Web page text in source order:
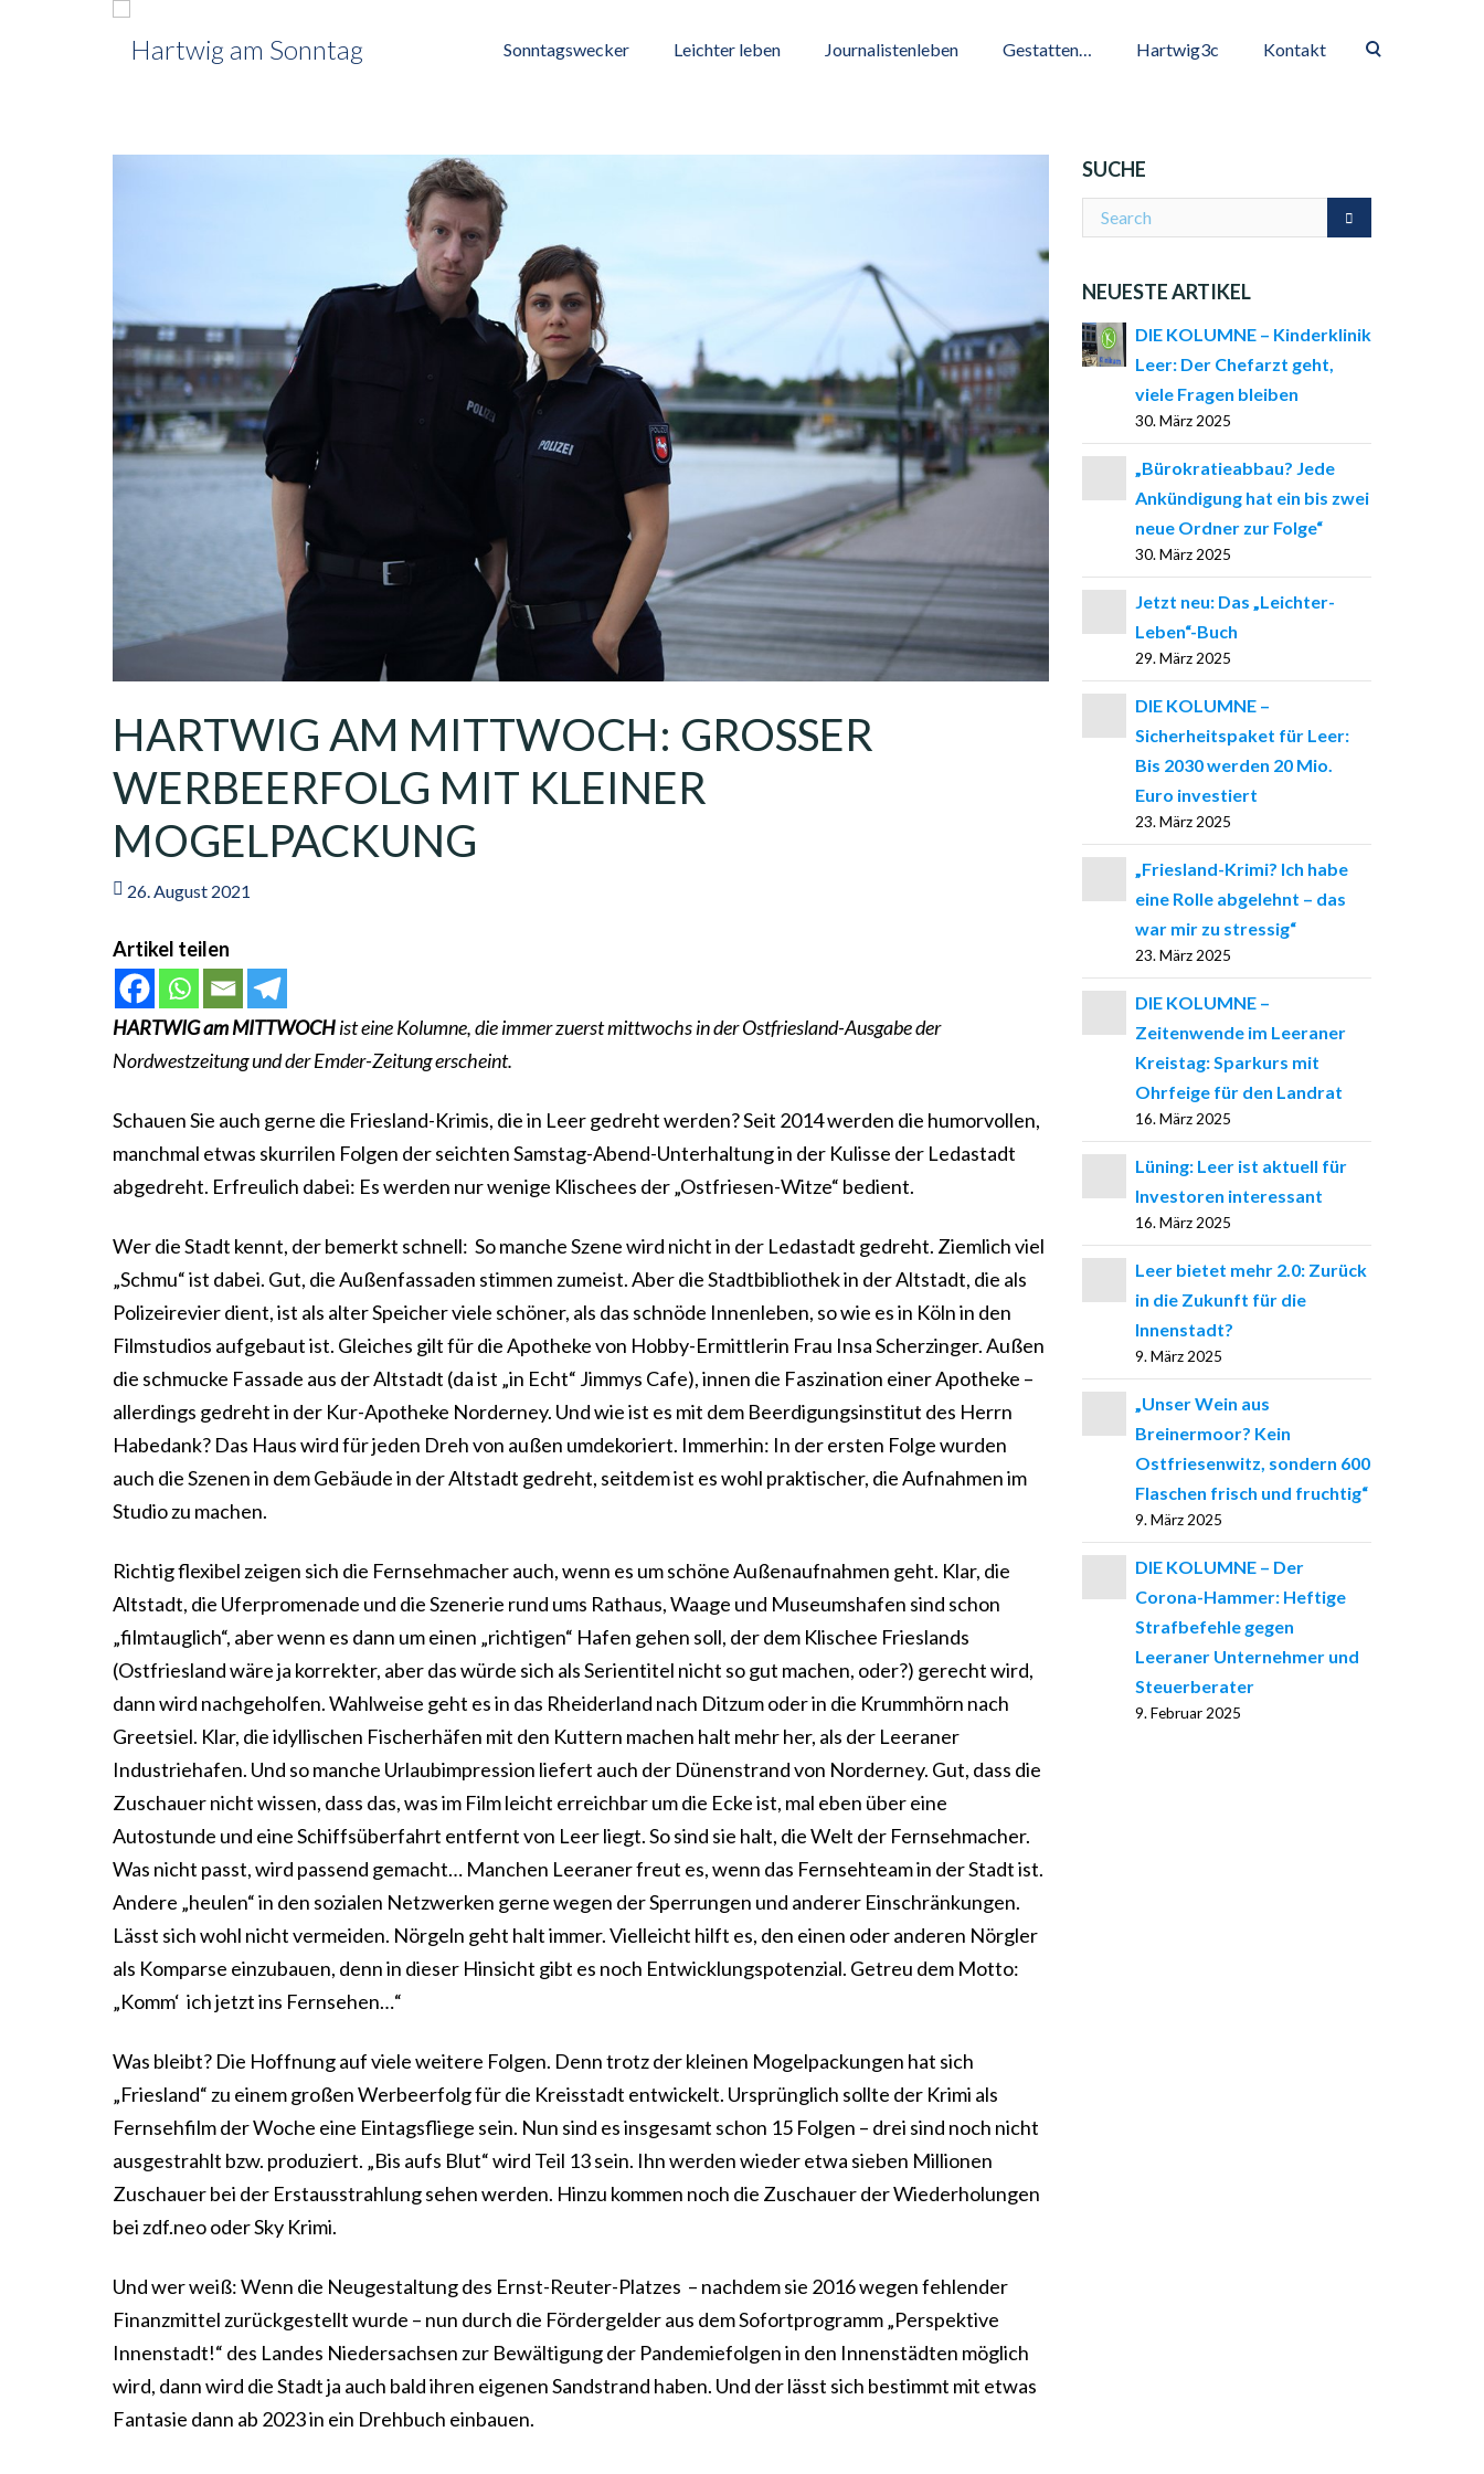
Sonntagswecker Leichter leben Journalistenleben Gestatten… Hartwig3c Kontakt
HARTWIG AM MITTWOCH: GROSSER W
ERBEERFOLG MIT KLEINER M
OGELPACKUNG
26. August 2021
Artikel teilen
HARTWIG am MITTWOCHist eine Kolumne, die immer zuerst mittwochs in der Ostfriesland-Ausgabe der
Nordwestzeitung und der Emder-Zeitung erscheint.
Schauen Sie auch gerne die Friesland-Krimis, die in Leer gedreht werden? Seit 2014 werden die humorvollen,
manchmal etwas skurrilen Folgen der seichten Samstag-Abend-Unterhaltung in der Kulisse der Ledastadt
abgedreht. Erfreulich dabei: Es werden nur wenige Klischees der „Ostfriesen-Witze“ bedient.
Wer die Stadt kennt, der bemerkt schnell: So manche Szene wird nicht in der Ledastadt gedreht. Ziemlich viel
„Schmu“ ist dabei. Gut, die Außenfassaden stimmen zumeist. Aber die Stadtbibliothek in der Altstadt, die als
Polizeirevier dient, ist als alter Speicher viele schöner, als das schnöde Innenleben, so wie es in Köln in den
Filmstudios aufgebaut ist. Gleiches gilt für die Apotheke von Hobby-Ermittlerin Frau Insa Scherzinger. Außen
die schmucke Fassade aus der Altstadt (da ist „in Echt“ Jimmys Cafe), innen die Faszination einer Apotheke –
allerdings gedreht in der Kur-Apotheke Norderney. Und wie ist es mit dem Beerdigungsinstitut des Herrn
Habedank? Das Haus wird für jeden Dreh von außen umdekoriert. Immerhin: In der ersten Folge wurden
auch die Szenen in dem Gebäude in der Altstadt gedreht, seitdem ist es wohl praktischer, die Aufnahmen im
Studio zu machen.
Richtig flexibel zeigen sich die Fernsehmacher auch, wenn es um schöne Außenaufnahmen geht. Klar, die
Altstadt, die Uferpromenade und die Szenerie rund ums Rathaus, Waage und Museumshafen sind schon
„filmtauglich“, aber wenn es dann um einen „richtigen“ Hafen gehen soll, der dem Klischee Frieslands
(Ostfriesland wäre ja korrekter, aber das würde sich als Serientitel nicht so gut machen, oder?) gerecht wird,
dann wird nachgeholfen. Wahlweise geht es in das Rheiderland nach Ditzum oder in die Krummhörn nach
Greetsiel. Klar, die idyllischen Fischerhäfen mit den Kuttern machen halt mehr her, als der Leeraner
Industriehafen. Und so manche Urlaubimpression liefert auch der Dünenstrand von Norderney. Gut, dass die
Zuschauer nicht wissen, dass das, was im Film leicht erreichbar um die Ecke ist, mal eben über eine
Autostunde und eine Schiffsüberfahrt entfernt von Leer liegt. So sind sie halt, die Welt der Fernsehmacher.
Was nicht passt, wird passend gemacht… Manchen Leeraner freut es, wenn das Fernsehteam in der Stadt ist.
Andere „heulen“ in den sozialen Netzwerken gerne wegen der Sperrungen und anderer Einschränkungen.
Lässt sich wohl nicht vermeiden. Nörgeln geht halt immer. Vielleicht hilft es, den einen oder anderen Nörgler
als Komparse einzubauen, denn in dieser Hinsicht gibt es noch Entwicklungspotenzial. Getreu dem Motto:
„Komm‘ ich jetzt ins Fernsehen…“
Was bleibt? Die Hoffnung auf viele weitere Folgen. Denn trotz der kleinen Mogelpackungen hat sich
„Friesland“ zu einem großen Werbeerfolg für die Kreisstadt entwickelt. Ursprünglich sollte der Krimi als
Fernsehfilm der Woche eine Eintagsfliege sein. Nun sind es insgesamt schon 15 Folgen – drei sind noch nicht
ausgestrahlt bzw. produziert. „Bis aufs Blut“ wird Teil 13 sein. Ihn werden wieder etwa sieben Millionen
Zuschauer bei der Erstausstrahlung sehen werden. Hinzu kommen noch die Zuschauer der Wiederholungen
bei zdf.neo oder Sky Krimi.
Und wer weiß: Wenn die Neugestaltung des Ernst-Reuter-Platzes – nachdem sie 2016 wegen fehlender
Finanzmittel zurückgestellt wurde – nun durch die Fördergelder aus dem Sofortprogramm „Perspektive
Innenstadt!“ des Landes Niedersachsen zur Bewältigung der Pandemiefolgen in den Innenstädten möglich
wird, dann wird die Stadt ja auch bald ihren eigenen Sandstrand haben. Und der lässt sich bestimmt mit etwas
Fantasie dann ab 2023 in ein Drehbuch einbauen.
SUCHE
NEUESTE ARTIKEL
DIE KOLUMNE – Kinderklinik
Leer: Der Chefarzt geht,
viele Fragen bleiben
30. März 2025
„Bürokratieabbau? Jede
Ankündigung hat ein bis zwei
neue Ordner zur Folge“
30. März 2025
Jetzt neu: Das „Leichter-
Leben“-Buch
29. März 2025
DIE KOLUMNE –
Sicherheitspaket für Leer:
Bis 2030 werden 20 Mio.
Euro investiert
23. März 2025
„Friesland-Krimi? Ich habe
eine Rolle abgelehnt – das
war mir zu stressig“
23. März 2025
DIE KOLUMNE –
Zeitenwende im Leeraner
Kreistag: Sparkurs mit
Ohrfeige für den Landrat
16. März 2025
Lüning: Leer ist aktuell für
Investoren interessant
16. März 2025
Leer bietet mehr 2.0: Zurück
in die Zukunft für die
Innenstadt?
9. März 2025
„Unser Wein aus
Breinermoor? Kein
Ostfriesenwitz, sondern 600
Flaschen frisch und fruchtig“
9. März 2025
DIE KOLUMNE – Der
Corona-Hammer: Heftige
Strafbefehle gegen
Leeraner Unternehmer und
Steuerberater
9. Februar 2025